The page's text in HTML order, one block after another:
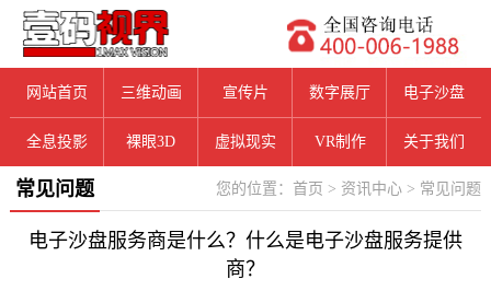
网站首页 三维动画 宣传片 数字展厅 电子沙盘
全息投影 裸眼3D 虚拟现实 VR制作 关于我们
您的位置： 首页 > 资讯中心 > 常见问题
常见问题
电子沙盘服务商是什么？什么是电子沙盘服务提供
商？